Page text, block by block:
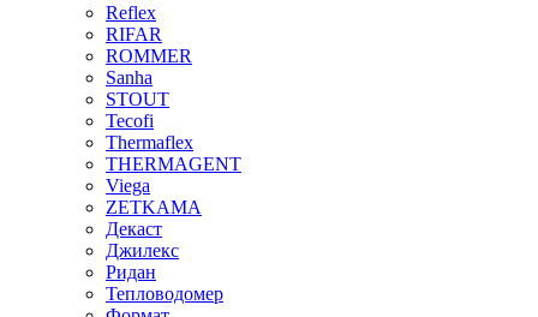
Reflex
RIFAR
ROMMER
Sanha
STOUT
Tecofi
Thermaflex
THERMAGENT
Viega
ZETKAMA
Декаст
Джилекс
Ридан
Тепловодомер